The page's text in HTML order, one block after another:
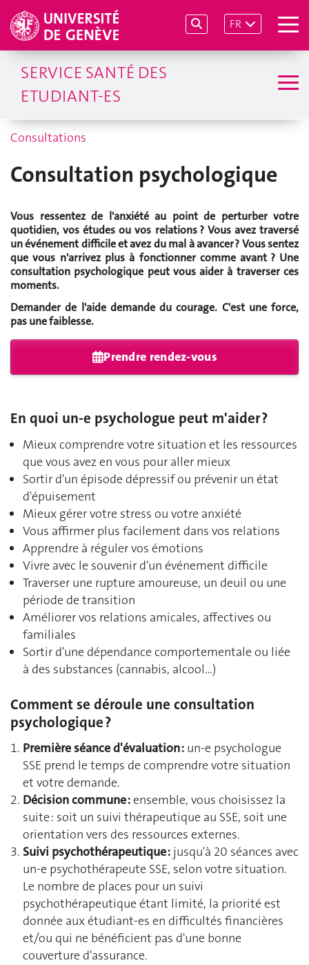
FR
SERVICE SANTÉ DES
ETUDIANT-ES
Consultations
Consultation psychologique
Vous ressentez de l'anxiété au point de perturber votre
quotidien, vos études ou vos relations ? Vous avez traversé
un événement difficile et avez du mal à avancer ? Vous sentez
que vous n'arrivez plus à fonctionner comme avant ? Une
consultation psychologique peut vous aider à traverser ces
moments.
Demander de l'aide demande du courage. C'est une force,
pas une faiblesse.
Prendre rendez-vous
En quoi un-e psychologue peut m'aider ?
Mieux comprendre votre situation et les ressources
que vous avez en vous pour aller mieux
Sortir d'un épisode dépressif ou prévenir un état
d'épuisement
Mieux gérer votre stress ou votre anxiété
Vous affirmer plus facilement dans vos relations
Apprendre à réguler vos émotions
Vivre avec le souvenir d'un événement difficile
Traverser une rupture amoureuse, un deuil ou une
période de transition
Améliorer vos relations amicales, affectives ou
familiales
Sortir d'une dépendance comportementale ou liée
à des substances (cannabis, alcool…)
Comment se déroule une consultation
psychologique ?
Première séance d'évaluation : un-e psychologue
SSE prend le temps de comprendre votre situation
et votre demande.
Décision commune :ensemble, vous choisissez la
suite : soit un suivi thérapeutique au SSE, soit une
orientation vers des ressources externes.
Suivi psychothérapeutique : jusqu'à 20 séances avec
un-e psychothérapeute SSE, selon votre situation.
Le nombre de places pour un suivi
psychothérapeutique étant limité, la priorité est
donnée aux étudiant-es en difficultés financières
et/ou qui ne bénéficient pas d'une bonne
couverture d'assurance.